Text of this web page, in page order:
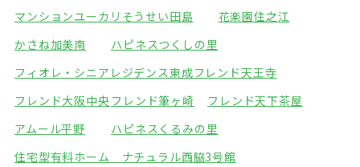
マンションユーカリ そうせい田島
花楽園住之江
かさね加美南
ハピネスつくしの里
フィオレ・シニアレジデンス東成フレンド天王寺
フレンド大阪中央 フレンド筆ヶ崎
フレンド天下茶屋
アムール平野
ハピネスくるみの里
住宅型有料ホーム ナチュラル西脇3号館